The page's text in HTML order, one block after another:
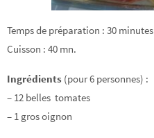
Temps de préparation : 30 minutes
Cuisson : 40 mn.
Ingrédients (pour 6 personnes) :
– 12 belles tomates
– 1 gros oignon